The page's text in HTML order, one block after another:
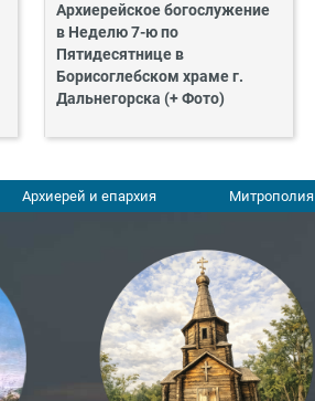
Архиерейское богослужение
в Неделю 7-ю по
Пятидесятнице в
Борисоглебском храме г.
Дальнегорска (+ Фото)
Архиерей и епархия Митрополия